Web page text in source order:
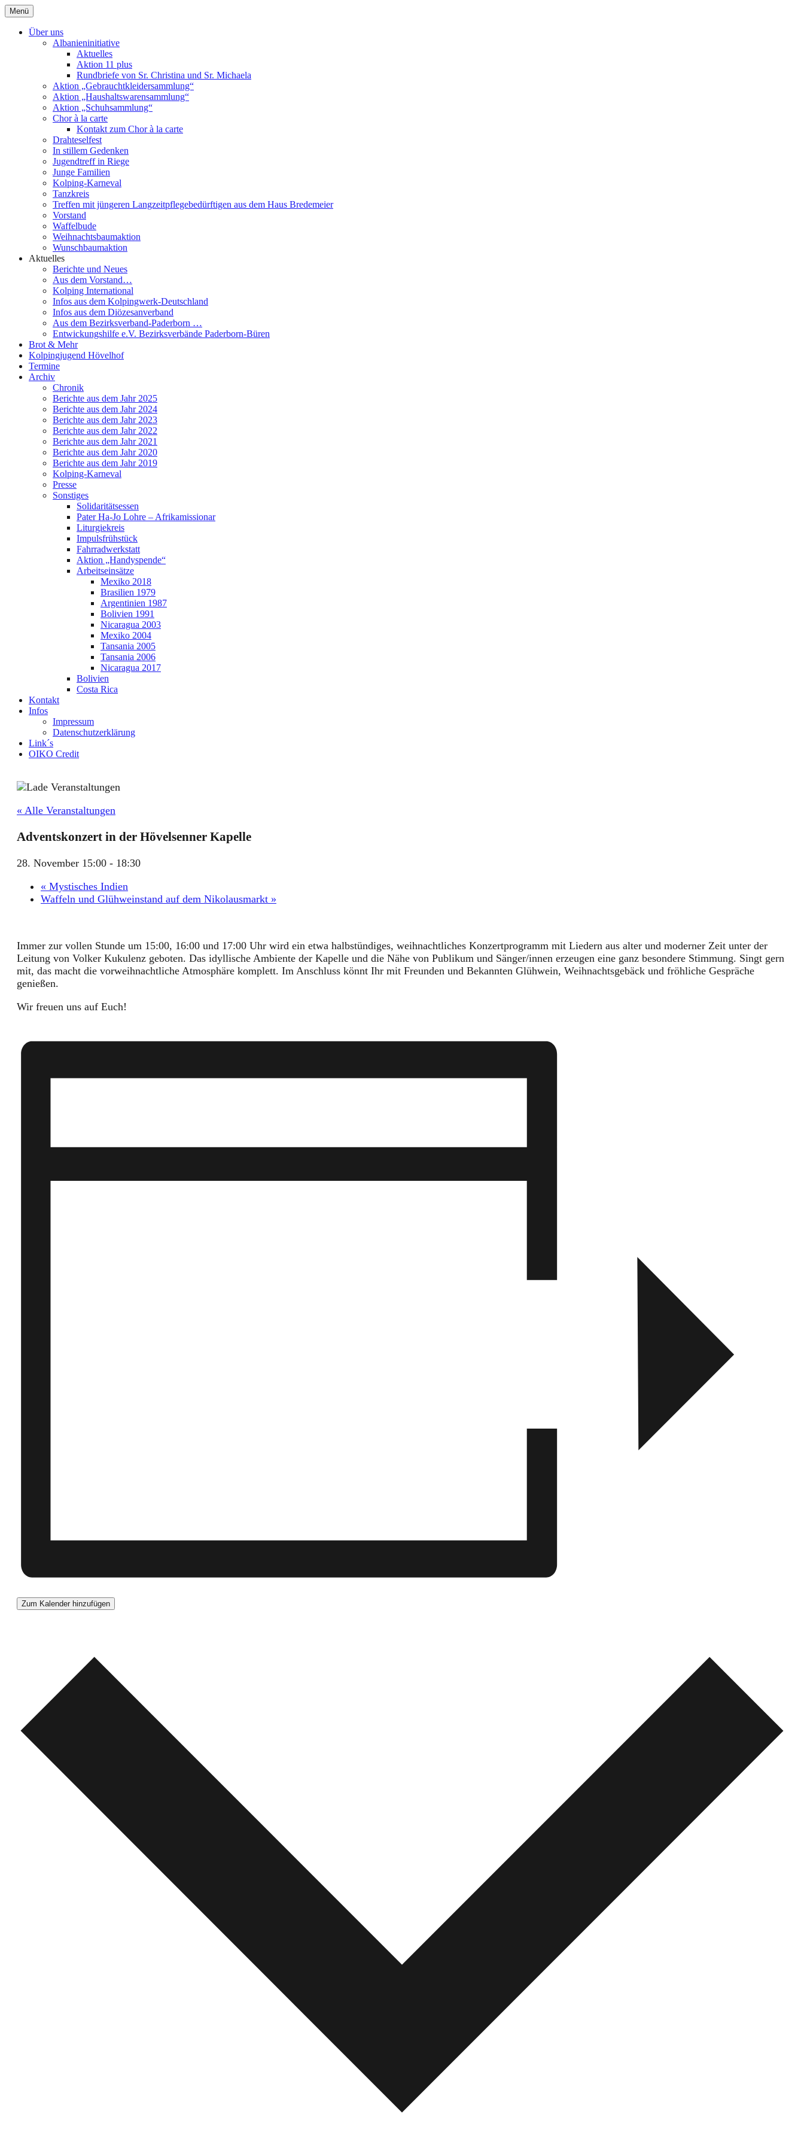
Zum
Inhalt
springen
Menü
Über uns
Albanieninitiative
Aktuelles
Aktion 11 plus
Rundbriefe von Sr. Christina und Sr. Michaela
Aktion „Gebrauchtkleidersammlung“
Aktion „Haushaltswarensammlung“
Aktion „Schuhsammlung“
Chor à la carte
Kontakt zum Chor à la carte
Drahteselfest
In stillem Gedenken
Jugendtreff in Riege
Junge Familien
Kolping-Karneval
Tanzkreis
Treffen mit jüngeren Langzeitpflegebedürftigen aus dem Haus Bredemeier
Vorstand
Waffelbude
Weihnachtsbaumaktion
Wunschbaumaktion
Aktuelles
Berichte und Neues
Aus dem Vorstand…
Kolping International
Infos aus dem Kolpingwerk-Deutschland
Infos aus dem Diözesanverband
Aus dem Bezirksverband-Paderborn …
Entwickungshilfe e.V. Bezirksverbände Paderborn-Büren
Brot & Mehr
Kolpingjugend Hövelhof
Termine
Archiv
Chronik
Berichte aus dem Jahr 2025
Berichte aus dem Jahr 2024
Berichte aus dem Jahr 2023
Berichte aus dem Jahr 2022
Berichte aus dem Jahr 2021
Berichte aus dem Jahr 2020
Berichte aus dem Jahr 2019
Kolping-Karneval
Presse
Sonstiges
Solidaritätsessen
Pater Ha-Jo Lohre – Afrikamissionar
Liturgiekreis
Impulsfrühstück
Fahrradwerkstatt
Aktion „Handyspende“
Arbeitseinsätze
Mexiko 2018
Brasilien 1979
Argentinien 1987
Bolivien 1991
Nicaragua 2003
Mexiko 2004
Tansania 2005
Tansania 2006
Nicaragua 2017
Bolivien
Costa Rica
Kontakt
Infos
Impressum
Datenschutzerklärung
Link´s
OIKO Credit
« Alle Veranstaltungen
Adventskonzert in der Hövelsenner Kapelle
28. November 15:00 - 18:30
« Mystisches Indien
Waffeln und Glühweinstand auf dem Nikolausmarkt »
Immer zur vollen Stunde um 15:00, 16:00 und 17:00 Uhr wird ein etwa halbstündiges, weihnachtliches Konzertprogramm mit Liedern aus alter und moderner Zeit unter der
Leitung von Volker Kukulenz geboten. Das idyllische Ambiente der Kapelle und die Nähe von Publikum und Sänger/innen erzeugen eine ganz besondere Stimmung. Singt gern
mit, das macht die vorweihnachtliche Atmosphäre komplett. Im Anschluss könnt Ihr mit Freunden und Bekannten Glühwein, Weihnachtsgebäck und fröhliche Gespräche
genießen.
Wir freuen uns auf Euch!
Zum Kalender hinzufügen